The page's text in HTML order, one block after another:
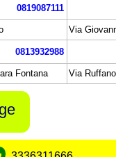
0819087111
Via
0813932988
Fontana Via